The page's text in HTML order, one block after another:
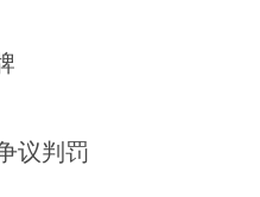
议判罚